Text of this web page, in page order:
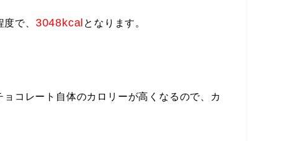
で、 3048kcal となります。
コレート自体のカロリーが高くなるので、カ